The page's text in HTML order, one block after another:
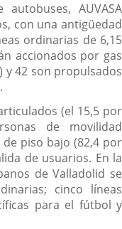
AUVASA
con una antigüedad
ordinarias de 6,15
accionados por gas
y 42 son propulsados
(el 15,5 por
de movilidad
piso bajo (82,4 por
de usuarios. En la
de Valladolid se
cinco líneas
para el fútbol y